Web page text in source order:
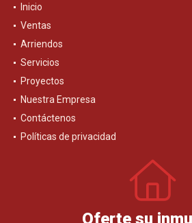
Inicio
Ventas
Arriendos
Servicios
Proyectos
Nuestra Empresa
Contáctenos
Políticas de privacidad
Oferte su